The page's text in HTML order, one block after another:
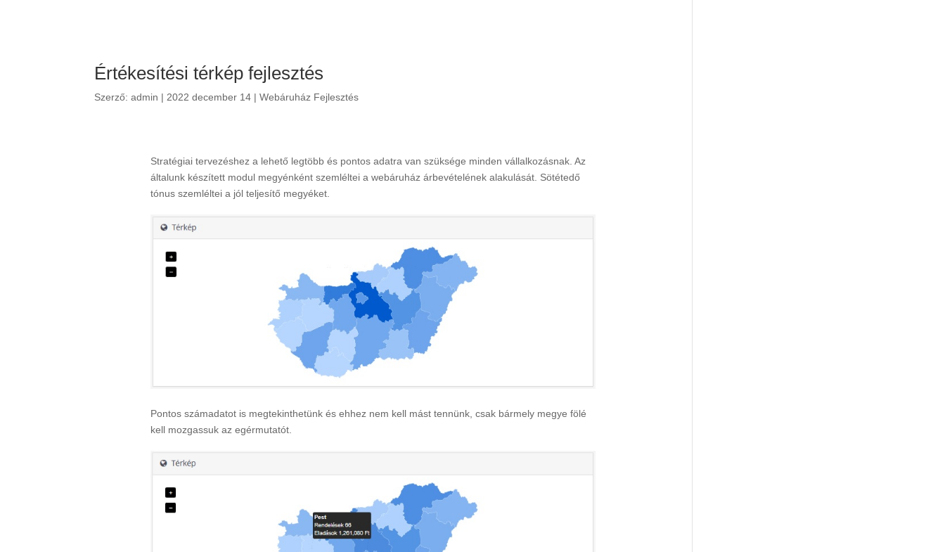
Értékesítési térkép fejlesztés
Szerző:admin | 2022 december 14 |Webáruház Fejlesztés
Stratégiai tervezéshez a lehető legtöbb és pontos adatra van szüksége minden vállalkozásnak. Az
általunk készített modul megyénként szemléltei a webáruház árbevételének alakulását. Sötétedő
tónus szemléltei a jól teljesítő megyéket.
Pontos számadatot is megtekinthetünk és ehhez nem kell mást tennünk, csak bármely megye fölé
kell mozgassuk az egérmutatót.